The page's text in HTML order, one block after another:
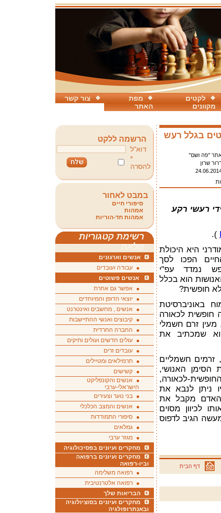
צור קשר
מפת
האתר
לקטים
מקוונים
בגלל רעש
"פה ושם"
שרון
רעשי רקע
).
היא היכולת
הפכו לסך
נמדד עפ"י
הוא בכלל
חופשית?
באוניברסיטת
חופשית לכאורה
זרם חשמלי
שמכתיב את
זרמים חשמליים
הסימן האנושי,
לכאורה,
ניתן לנבא את
מקבל את
לכיוון מסוים
הגיב לדפוס
דף הבית
הרשמה ללקט
דוא"ל
*
להסרה
במבט לאחור
סיפורי חיים
אמהות
אמהות חד-הוריות
רשימת קטגוריות
מלאה
אנשים וארגונים
עבודה ועובדים
אנשים פשוטים
אפשר גם אחרת
יוצאי הדופן והמיוחדים
אנשים , מחשבים ואינטרנט
קיבוצים ואנשי ההתיישבות
החברה החרדית
עולים חדשים ועולים ותיקים
עובדים זרים
תרמילאים ומטיילים
קשישים
אנשים והקונפליקט
הישראלי-ערבי
בני נוער וצעירים
אנשים והמצב הכלכלי
סיפורי התמודדות
גמלאים
מגזר ערבי
מחקרים ועיונים בפסיכולוגיה
מחקרים ועיונים ברפואה
וביו-רפואה
רפואה משלימה
רפואה אלטרנטיבית
הבריאות שלך
מחקרים ועיונים בסוציולוגיה
ובאנתרופולגיה